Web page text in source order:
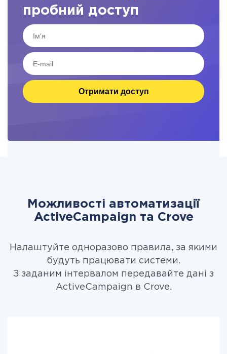
пробний доступ
Отримати доступ
Можливості автоматизації
ActiveCampaign та Crove
Налаштуйте одноразово правила, за якими
будуть працювати системи.
З заданим інтервалом передавайте дані з
ActiveCampaign в Crove.